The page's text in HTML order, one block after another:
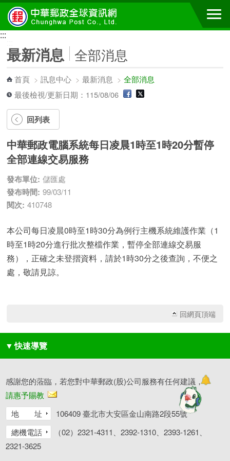
跳到主要內容區塊
:::
最新消息 全部消息
首頁 >訊息中心 >最新消息 >全部消息
最後檢視/更新日期：115/08/06
回列表
中華郵政電腦系統每日凌晨1時至1時20分暫停
全部連線交易服務
發布單位: 儲匯處
發布時間: 99/03/11
閱次: 410748
本公司每日凌晨0時至1時30分為例行主機系統維護作業（1
時至1時20分進行批次整檔作業，暫停全部連線交易服
務），正確之未登摺資料，請於1時30分之後查詢，不便之
處，敬請見諒。
回網頁頂端
▼ 快速導覽
感謝您的蒞臨，若您對中華郵政(股)公司服務有任何建議，
請惠予賜教
地 址
106409 臺北市大安區金山南路2段55號
總機電話
（02）2321-4311、2392-1310、2393-1261、
2321-3625